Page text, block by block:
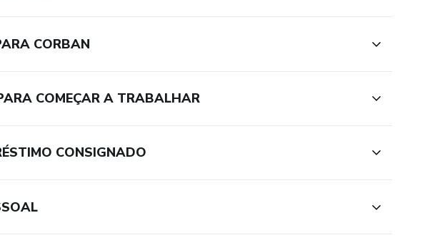
CORBAN
COMEÇAR A TRABALHAR
CONSIGNADO